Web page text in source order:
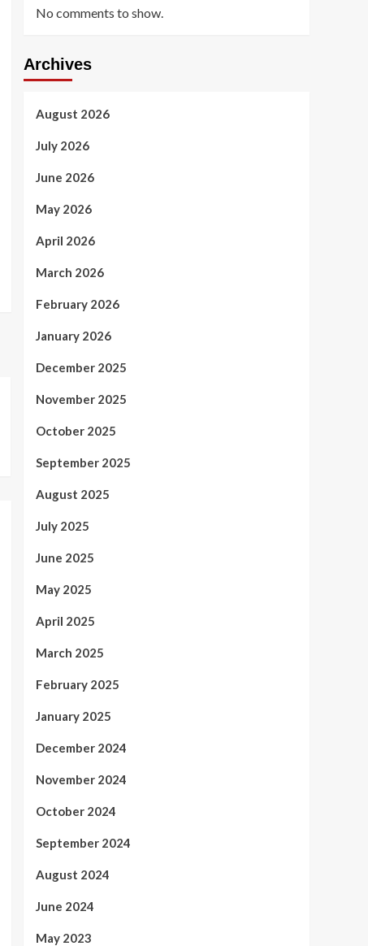
No comments to show.
Archives
August 2026
July 2026
June 2026
May 2026
April 2026
March 2026
February 2026
January 2026
December 2025
November 2025
October 2025
September 2025
August 2025
July 2025
June 2025
May 2025
April 2025
March 2025
February 2025
January 2025
December 2024
November 2024
October 2024
September 2024
August 2024
June 2024
May 2023